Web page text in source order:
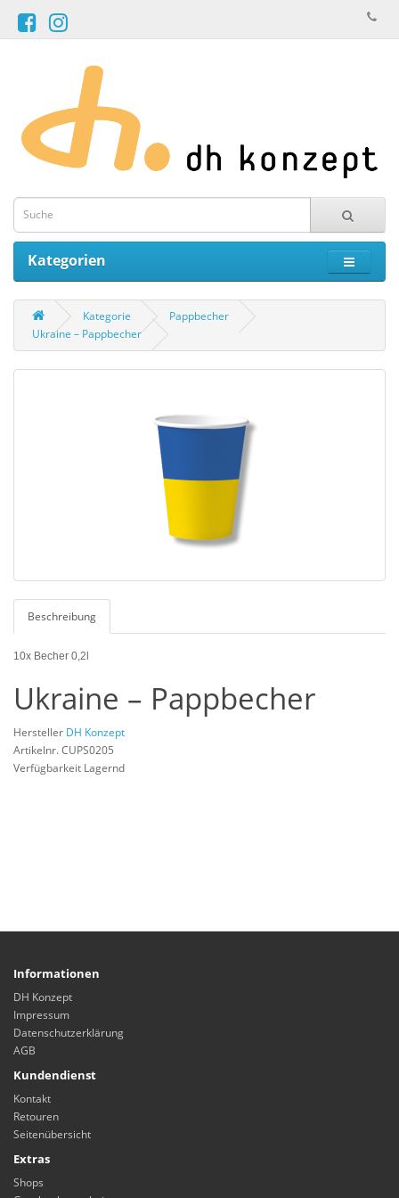
Kategorien
Kategorie
Pappbecher
Ukraine – Pappbecher
Beschreibung
10x Becher 0,2l
Ukraine – Pappbecher
Hersteller DH Konzept
Artikelnr. CUPS0205
Verfügbarkeit Lagernd
Informationen
DH Konzept
Impressum
Datenschutzerklärung
AGB
Kundendienst
Kontakt
Retouren
Seitenübersicht
Extras
Shops